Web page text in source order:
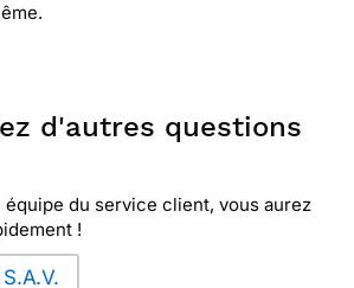
d'autres questions
du service client, vous aurez
!